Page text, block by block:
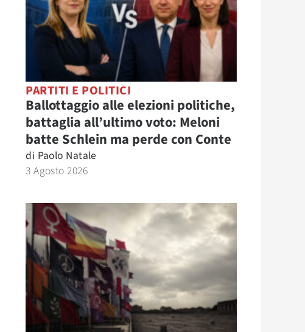
PARTITI E POLITICI
Ballottaggio alle elezioni politiche,
battaglia all’ultimo voto: Meloni
batte Schlein ma perde con Conte
di Paolo Natale
3 Agosto 2026